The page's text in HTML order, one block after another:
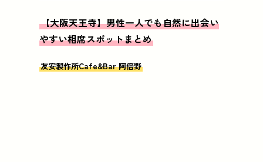
【大阪天王寺】男性一人でも自然に出会い
やすい相席スポットまとめ
友安製作所Cafe&Bar 阿倍野